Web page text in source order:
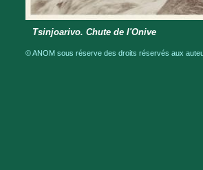
Tsinjoarivo. Chute de l'Onive
© ANOM sous réserve des droits réservés aux